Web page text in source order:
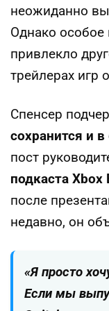
неожиданно
Однако особое
привлекло
трейлерах игр
Спенсер
сохранится и
пост
подкаста Xbox
после
недавно, он
«Я просто
Если мы